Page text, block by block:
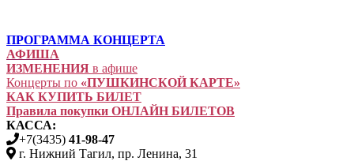
ПРОГРАММА КОНЦЕРТА
АФИША
ИЗМЕНЕНИЯ в афише
Концерты по «ПУШКИНСКОЙ КАРТЕ»
КАК КУПИТЬ БИЛЕТ
Правила покупки ОНЛАЙН БИЛЕТОВ
КАССА:
+7(3435) 41-98-47
г. Нижний Тагил, пр. Ленина, 31